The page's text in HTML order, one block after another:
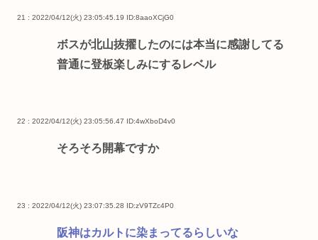
21 : 2022/04/12(火) 23:05:45.19 ID:8aaoXCjG0
ボスが北山抜擢したのには本当に感謝してる
普通に登板楽しみにするレベル
22 : 2022/04/12(火) 23:05:56.47 ID:4wXboD4v0
そろそろ開幕ですか
23 : 2022/04/12(火) 23:07:35.28 ID:zV9TZc4P0
阪神はカルトに染まってるらしいな